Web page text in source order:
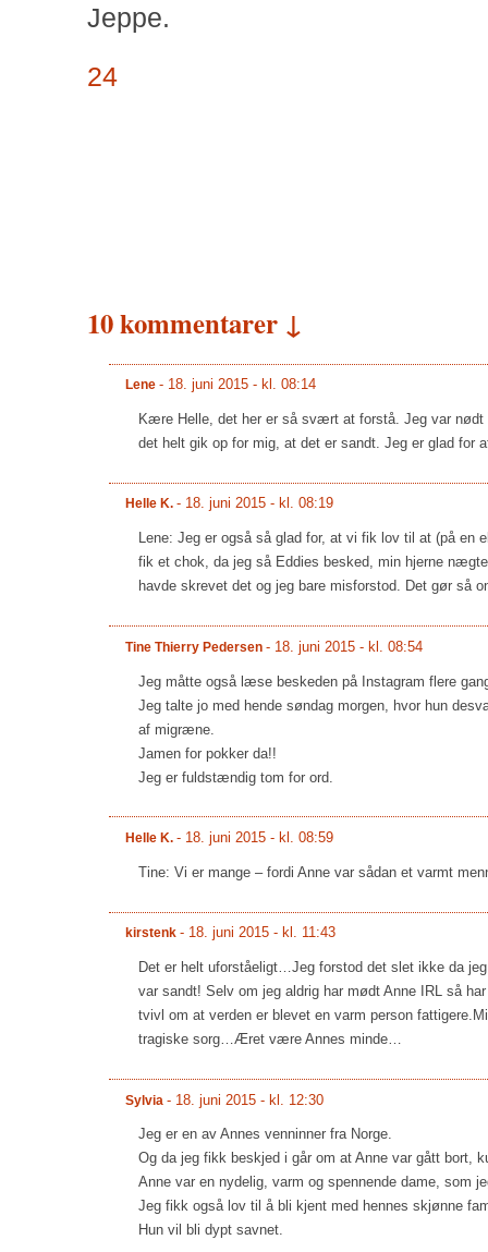
Jeppe.
24
10 kommentarer ↓
Lene - 18. juni 2015 - kl. 08:14
Kære Helle, det her er så svært at forstå. Jeg var
det helt gik op for mig, at det er sandt. Jeg er glad for
Helle K. - 18. juni 2015 - kl. 08:19
Lene: Jeg er også så glad for, at vi fik lov til at (på en
fik et chok, da jeg så Eddies besked, min hjerne
havde skrevet det og jeg bare misforstod. Det gør så
Tine Thierry Pedersen - 18. juni 2015 - kl. 08:54
Jeg måtte også læse beskeden på Instagram flere
Jeg talte jo med hende søndag morgen, hvor hun
af migræne.
Jamen for pokker da!!
Jeg er fuldstændig tom for ord.
Helle K. - 18. juni 2015 - kl. 08:59
Tine: Vi er mange – fordi Anne var sådan et varmt
kirstenk - 18. juni 2015 - kl. 11:43
Det er helt uforståeligt…Jeg forstod det slet ikke da
var sandt! Selv om jeg aldrig har mødt Anne IRL så
tvivl om at verden er blevet en varm person
tragiske sorg…Æret være Annes minde…
Sylvia - 18. juni 2015 - kl. 12:30
Jeg er en av Annes venninner fra Norge.
Og da jeg fikk beskjed i går om at Anne var gått bort,
Anne var en nydelig, varm og spennende dame, som
Jeg fikk også lov til å bli kjent med hennes skjønne
Hun vil bli dypt savnet.